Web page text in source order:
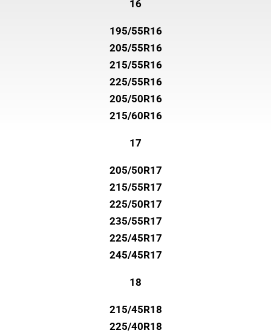
16
195/55R16
205/55R16
215/55R16
225/55R16
205/50R16
215/60R16
17
205/50R17
215/55R17
225/50R17
235/55R17
225/45R17
245/45R17
18
215/45R18
225/40R18